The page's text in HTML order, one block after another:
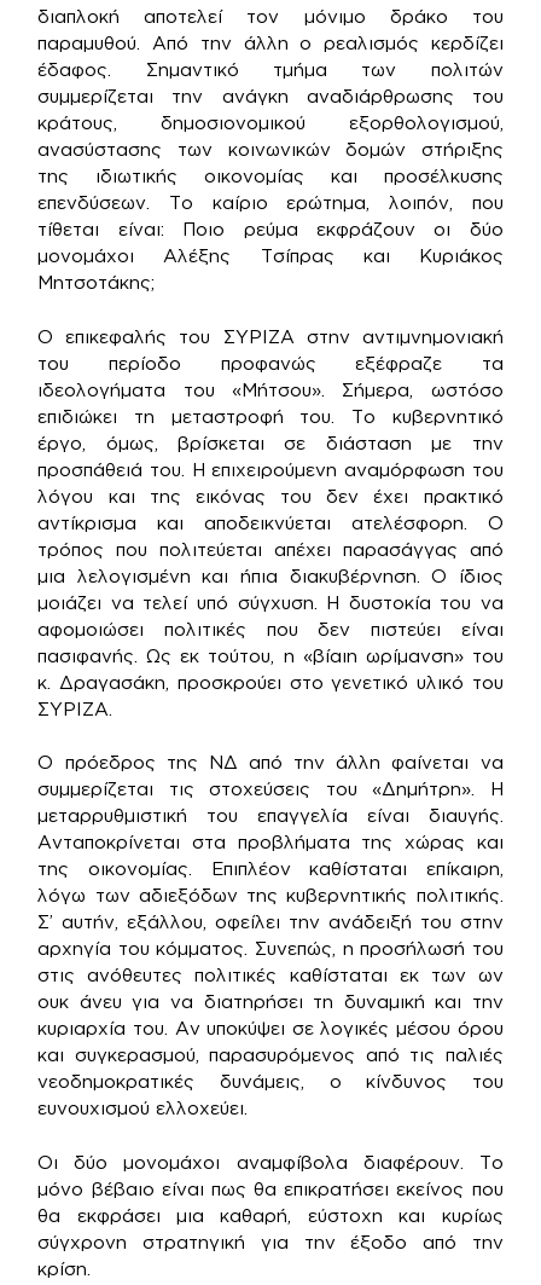
διαπλοκή αποτελεί τον μόνιμο δράκο του
παραμυθού. Από την άλλη ο ρεαλισμός κερδίζει
έδαφος. Σημαντικό τμήμα των πολιτών
συμμερίζεται την ανάγκη αναδιάρθρωσης του
κράτους, δημοσιονομικού εξορθολογισμού,
ανασύστασης των κοινωνικών δομών στήριξης
της ιδιωτικής οικονομίας και προσέλκυσης
επενδύσεων. Το καίριο ερώτημα, λοιπόν, που
τίθεται είναι: Ποιο ρεύμα εκφράζουν οι δύο
μονομάχοι Αλέξης Τσίπρας και Κυριάκος
Μητσοτάκης;
Ο επικεφαλής του ΣΥΡΙΖΑ στην αντιμνημονιακή
του περίοδο προφανώς εξέφραζε τα
ιδεολογήματα του «Μήτσου». Σήμερα, ωστόσο
επιδιώκει τη μεταστροφή του. Το κυβερνητικό
έργο, όμως, βρίσκεται σε διάσταση με την
προσπάθειά του. Η επιχειρούμενη αναμόρφωση του
λόγου και της εικόνας του δεν έχει πρακτικό
αντίκρισμα και αποδεικνύεται ατελέσφορη. Ο
τρόπος που πολιτεύεται απέχει παρασάγγας από
μια λελογισμένη και ήπια διακυβέρνηση. Ο ίδιος
μοιάζει να τελεί υπό σύγχυση. Η δυστοκία του να
αφομοιώσει πολιτικές που δεν πιστεύει είναι
πασιφανής. Ως εκ τούτου, η «βίαιη ωρίμανση» του
κ. Δραγασάκη, προσκρούει στο γενετικό υλικό του
ΣΥΡΙΖΑ.
Ο πρόεδρος της ΝΔ από την άλλη φαίνεται να
συμμερίζεται τις στοχεύσεις του «Δημήτρη». Η
μεταρρυθμιστική του επαγγελία είναι διαυγής.
Ανταποκρίνεται στα προβλήματα της χώρας και
της οικονομίας. Επιπλέον καθίσταται επίκαιρη,
λόγω των αδιεξόδων της κυβερνητικής πολιτικής.
Σ’ αυτήν, εξάλλου, οφείλει την ανάδειξή του στην
αρχηγία του κόμματος. Συνεπώς, η προσήλωσή του
στις ανόθευτες πολιτικές καθίσταται εκ των ων
ουκ άνευ για να διατηρήσει τη δυναμική και την
κυριαρχία του. Αν υποκύψει σε λογικές μέσου όρου
και συγκερασμού, παρασυρόμενος από τις παλιές
νεοδημοκρατικές δυνάμεις, ο κίνδυνος του
ευνουχισμού ελλοχεύει.
Οι δύο μονομάχοι αναμφίβολα διαφέρουν. Το
μόνο βέβαιο είναι πως θα επικρατήσει εκείνος που
θα εκφράσει μια καθαρή, εύστοχη και κυρίως
σύγχρονη στρατηγική για την έξοδο από την
κρίση.